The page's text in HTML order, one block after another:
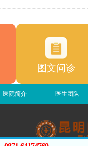
图文问诊
医院简介 医生团队